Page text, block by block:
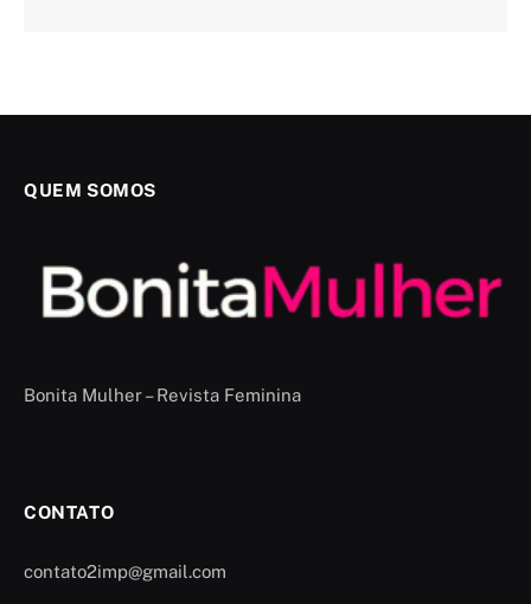
QUEM SOMOS
Bonita Mulher – Revista Feminina
CONTATO
contato2imp@gmail.com